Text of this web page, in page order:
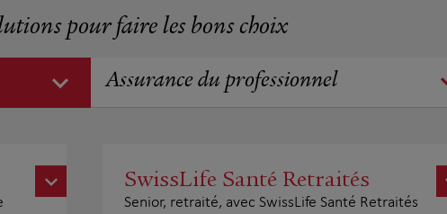
pour faire les bons choix
Assurance du professionnel
SwissLife Santé Retraités
Senior, retraité, avec SwissLife Santé Retraités